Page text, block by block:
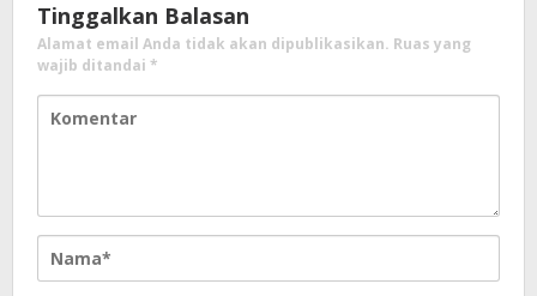
Tinggalkan Balasan
Alamat email Anda tidak akan dipublikasikan. Ruas yang
wajib ditandai *